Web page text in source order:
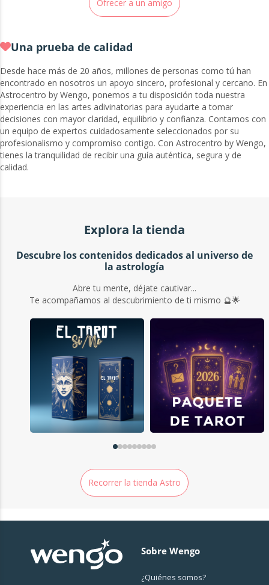
Ofrecer a un amigo
Una prueba de calidad
Desde hace más de 20 años, millones de personas como tú han
encontrado en nosotros un apoyo sincero, profesional y cercano. En
Astrocentro by Wengo, ponemos a tu disposición toda nuestra
experiencia en las artes adivinatorias para ayudarte a tomar
decisiones con mayor claridad, equilibrio y confianza. Contamos con
un equipo de expertos cuidadosamente seleccionados por su
profesionalismo y compromiso contigo. Con Astrocentro by Wengo,
tienes la tranquilidad de recibir una guía auténtica, segura y de
calidad.
Explora la tienda
Descubre los contenidos dedicados al universo de
la astrología
Abre tu mente, déjate cautivar...
Te acompañamos al descubrimiento de ti mismo 🔮🌟
Recorrer la tienda Astro
Sobre Wengo
¿Quiénes somos?